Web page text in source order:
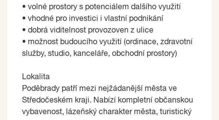
• volné prostory s potenciálem dalšího využití
• vhodné pro investici i vlastní podnikání
• dobrá viditelnost provozoven z ulice
• možnost budoucího využití (ordinace, zdravotní
služby, studio, kanceláře, obchodní prostory)
Lokalita
Poděbrady patří mezi nejžádanější města ve
Středočeském kraji. Nabízí kompletní občanskou
vybavenost, lázeňský charakter města, turistický